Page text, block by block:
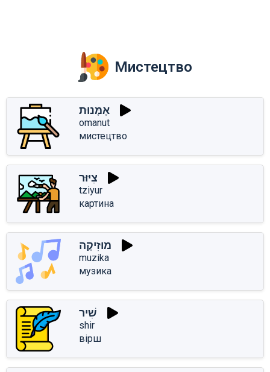
Мистецтво
אָמָּנוּת
omanut
мистецтво
צִיּוּר
tziyur
картина
מוּזִיקָה
muzika
музика
שִׁיר
shir
вірш